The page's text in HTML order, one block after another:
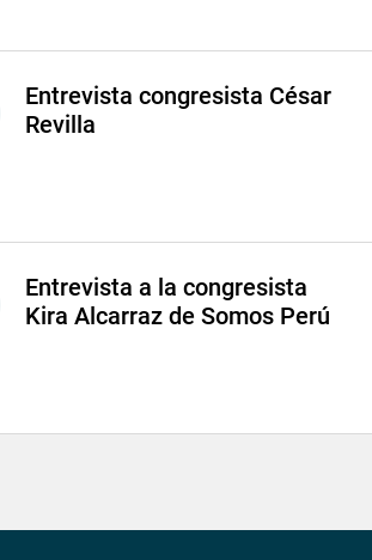
Entrevista congresista César
Revilla
Entrevista a la congresista
Kira Alcarraz de Somos Perú